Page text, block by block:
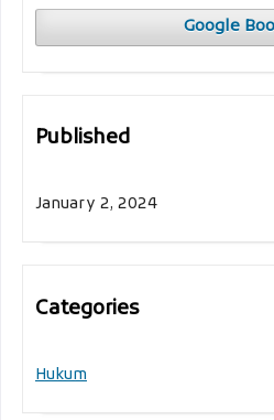
Google
Published
January 2, 2024
Categories
Hukum